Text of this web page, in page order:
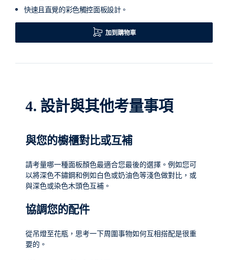
快速且直覺的彩色觸控面板設計。
加到購物車
4. 設計與其他考量事項
與您的櫥櫃對比或互補
請考量哪一種面板顏色最適合您最後的選擇。例如您可
以將深色不鏽鋼和例如白色或奶油色等淺色做對比，或
與深色或染色木頭色互補。
協調您的配件
從吊燈至花瓶，思考一下周圍事物如何互相搭配是很重
要的。